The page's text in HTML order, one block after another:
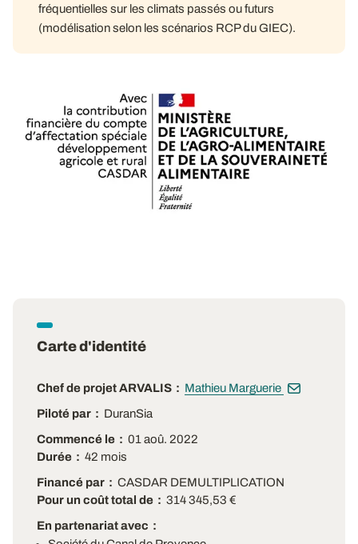
fréquentielles sur les climats passés ou futurs
(modélisation selon les scénarios RCP du GIEC).
Carte d'identité
Chef de projet ARVALIS
Mathieu Marguerie
Piloté par
DuranSia
Commencé le
01 aoû. 2022
Durée
42 mois
Financé par
CASDAR DEMULTIPLICATION
Pour un coût total de
314 345,53 €
En partenariat avec